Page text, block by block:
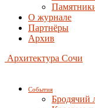
О журнале
Партнёры
Архив
Архитектура Сочи
События
Бродячий